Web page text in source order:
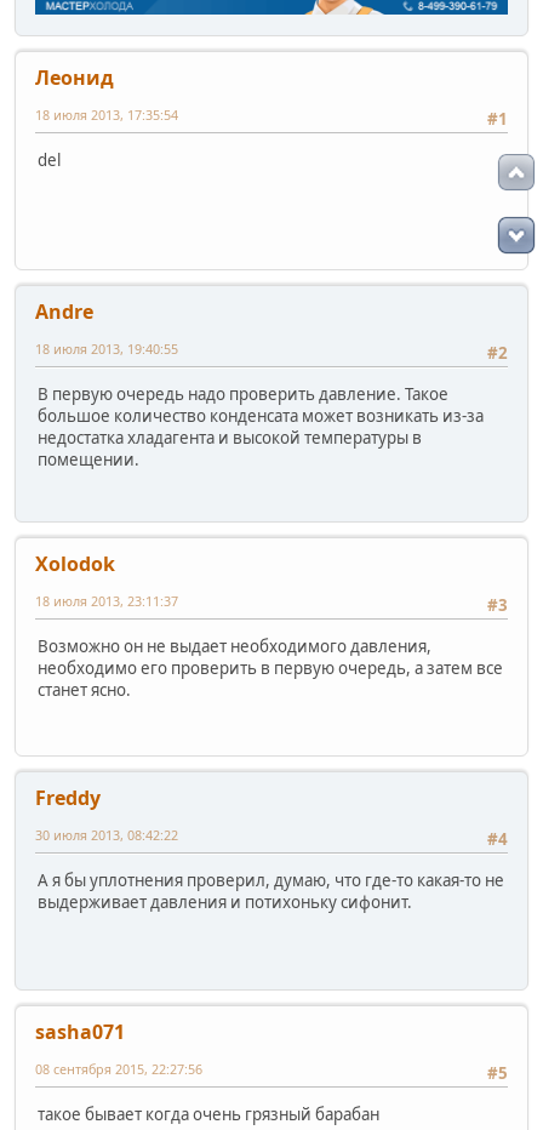
Леонид
#1
18 июля 2013, 17:35:54
del
Andre
#2
18 июля 2013, 19:40:55
В первую очередь надо проверить давление. Такое
большое количество конденсата может возникать из-за
недостатка хладагента и высокой температуры в
помещении.
Xolodok
#3
18 июля 2013, 23:11:37
Возможно он не выдает необходимого давления,
необходимо его проверить в первую очередь, а затем все
станет ясно.
Freddy
#4
30 июля 2013, 08:42:22
А я бы уплотнения проверил, думаю, что где-то какая-то не
выдерживает давления и потихоньку сифонит.
sasha071
#5
08 сентября 2015, 22:27:56
такое бывает когда очень грязный барабан